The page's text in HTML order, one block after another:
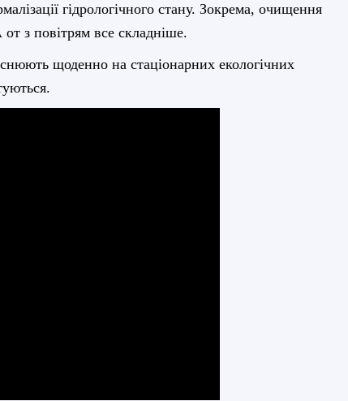
гідрологічного стану. Зокрема, очищення
з повітрям все складніше.
щоденно на стаціонарних екологічних